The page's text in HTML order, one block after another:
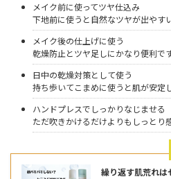
メイク前に使ってツヤ仕込み
下地前に使うと自然なツヤが出やす
メイク後の仕上げに使う
乾燥防止とツヤ足しにかなり便利で
日中の乾燥対策として使う
持ち歩いてこまめに使うと肌が安定
ハンドプレスでしっかりなじませる
ただ吹きかけるだけよりもしっとり
繰り返す肌荒れは